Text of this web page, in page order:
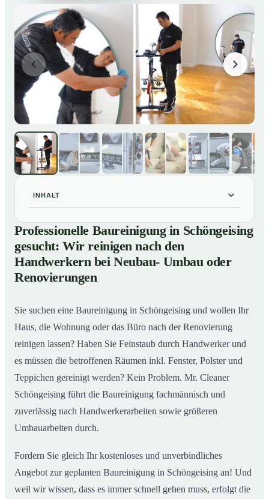
INHALT
01 Professionelle Baureinigung in Schöngeising gesucht:
Wir reinigen nach den Handwerkern bei Neubau-
Umbau oder Renovierungen
02Baureinigung in Schöngeising – Profis im Einsatz
Professionelle Baureinigung in Schöngeising
gesucht: Wir reinigen nach den
Handwerkern bei Neubau- Umbau oder
Renovierungen
Sie suchen eine Baureinigung in Schöngeising und wollen Ihr
Haus, die Wohnung oder das Büro nach der Renovierung
reinigen lassen? Haben Sie Feinstaub durch Handwerker und
es müssen die betroffenen Räumen inkl. Fenster, Polster und
Teppichen gereinigt werden? Kein Problem. Mr. Cleaner
Schöngeising führt die Baureinigung fachmännisch und
zuverlässig nach Handwerkerarbeiten sowie größeren
Umbauarbeiten durch.
Fordern Sie gleich Ihr kostenloses und unverbindliches
Angebot zur geplanten Baureinigung in Schöngeising an! Und
weil wir wissen, dass es immer schnell gehen muss, erfolgt die